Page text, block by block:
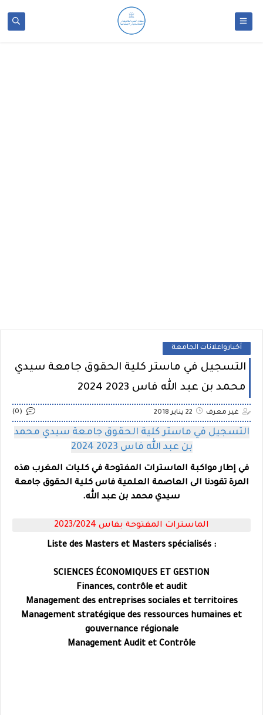
أخبارواعلانات الجامعة
التسجيل في ماستر كلية الحقوق جامعة سيدي
محمد بن عبد الله فاس 2023 2024
غير معرف 22 يناير 2018 (0)
التسجيل في ماستر كلية الحقوق جامعة سيدي محمد
بن عبد الله فاس 2023 2024
في إطار مواكبة الماسترات المفتوحة في كليات المغرب هذه
المرة تقودنا الى العاصمة العلمية فاس كلية الحقوق جامعة
سيدي محمد بن عبد الله.
الماسترات المفتوحة بفاس 2023/2024
: Liste des Masters et Masters spécialisés
SCIENCES ÉCONOMIQUES ET GESTION
Finances, contrôle et audit
Management des entreprises sociales et territoires
Management stratégique des ressources humaines et
gouvernance régionale
Management Audit et Contrôle